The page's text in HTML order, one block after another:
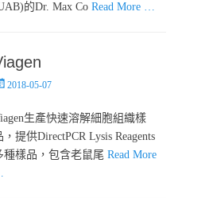
的Dr. Max CoRead More …
2018-05-07
生產快速溶解細胞組織樣
，提供DirectPCR Lysis Reagents
種樣品，包含老鼠尾Read More